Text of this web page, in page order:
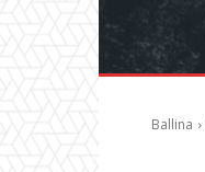
Ballina